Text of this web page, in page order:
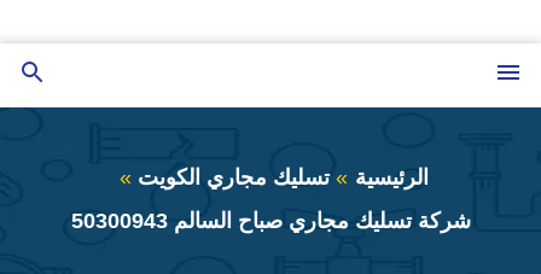
إلى
المحتوى
الرئيسية
تسليك مجاري الكويت
شركة تسليك مجاري صباح السالم 50300943